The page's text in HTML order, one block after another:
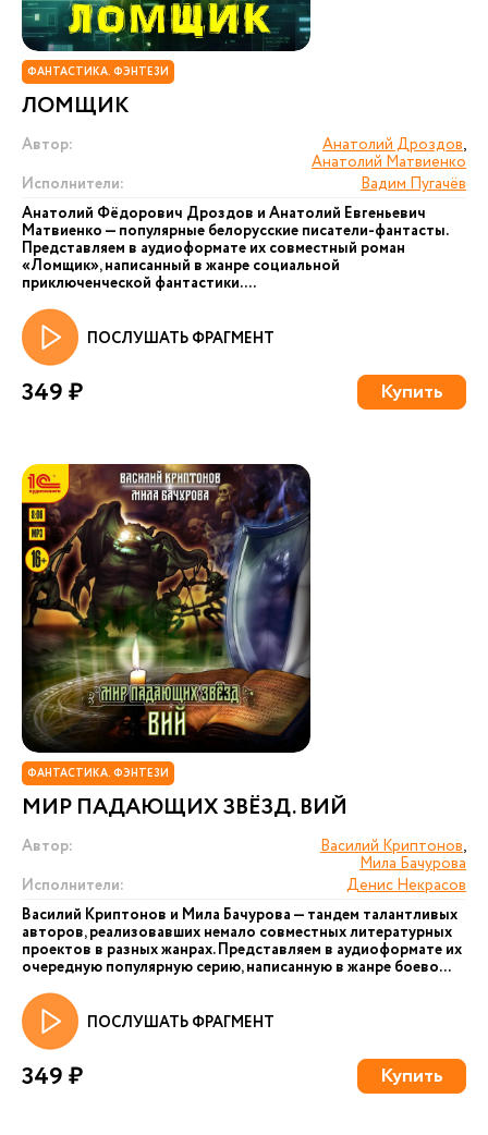
ФАНТАСТИКА. ФЭНТЕЗИ
ЛОМЩИК
Автор: Анатолий Дроздов,
Анатолий Матвиенко
Исполнители:
Вадим Пугачёв
Анатолий Фёдорович Дроздов и Анатолий Евгеньевич
Матвиенко — популярные белорусские писатели-фантасты.
Представляем в аудиоформате их совместный роман
«Ломщик», написанный в жанре социальной
приключенческой фантастики....
ПОСЛУШАТЬ ФРАГМЕНТ
349 ₽ Купить
ФАНТАСТИКА. ФЭНТЕЗИ
МИР ПАДАЮЩИХ ЗВЁЗД. ВИЙ
Автор: Василий Криптонов,
Мила Бачурова
Исполнители:
Денис Некрасов
Василий Криптонов и Мила Бачурова — тандем талантливых
авторов, реализовавших немало совместных литературных
проектов в разных жанрах. Представляем в аудиоформате их
очередную популярную серию, написанную в жанре боево...
ПОСЛУШАТЬ ФРАГМЕНТ
349 ₽ Купить